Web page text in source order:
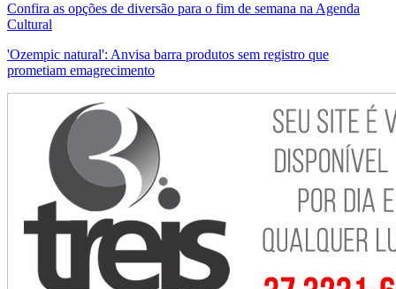
Confira as opções de diversão para o fim de semana na Agenda
Cultural
'Ozempic natural': Anvisa barra produtos sem registro que
prometiam emagrecimento